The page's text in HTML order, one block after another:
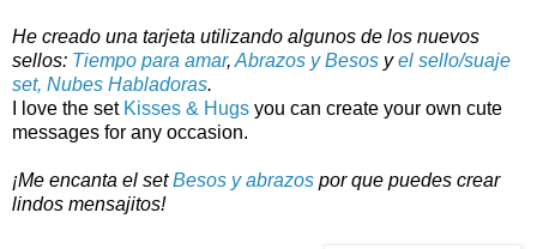
He creado una tarjeta utilizando algunos de los nuevos
sellos: Tiempo para amar, Abrazos y Besos yel sello/suaje
set, Nubes Habladoras.
I love the set Kisses & Hugs you can create your own cute
messages for any occasion.
¡Me encanta el setBesos y abrazos por que puedes crear
lindos mensajitos!